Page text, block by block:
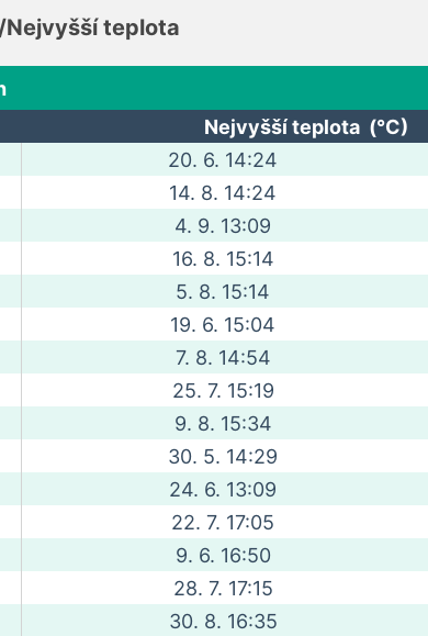
teplota
Nejvyšší teplota (°C)
20. 6. 14:24
14. 8. 14:24
4. 9. 13:09
16. 8. 15:14
5. 8. 15:14
19. 6. 15:04
7. 8. 14:54
25. 7. 15:19
9. 8. 15:34
30. 5. 14:29
24. 6. 13:09
22. 7. 17:05
9. 6. 16:50
28. 7. 17:15
30. 8. 16:35